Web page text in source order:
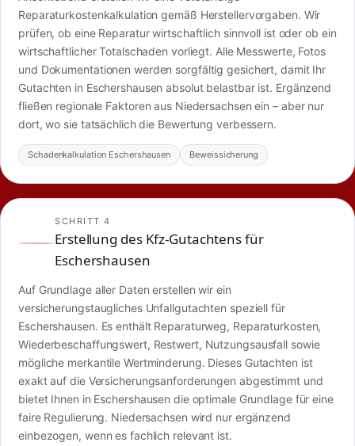
Reparaturkostenkalkulation gemäß Herstellervorgaben. Wir
prüfen, ob eine Reparatur wirtschaftlich sinnvoll ist oder ob ein
wirtschaftlicher Totalschaden vorliegt. Alle Messwerte, Fotos
und Dokumentationen werden sorgfältig gesichert, damit Ihr
Gutachten in Eschershausen absolut belastbar ist. Ergänzend
fließen regionale Faktoren aus Niedersachsen ein – aber nur
dort, wo sie tatsächlich die Bewertung verbessern.
Schadenkalkulation Eschershausen Beweissicherung
SCHRITT 4
Erstellung des Kfz-Gutachtens für
Eschershausen
Auf Grundlage aller Daten erstellen wir ein
versicherungstaugliches Unfallgutachten speziell für
Eschershausen. Es enthält Reparaturweg, Reparaturkosten,
Wiederbeschaffungswert, Restwert, Nutzungsausfall sowie
mögliche merkantile Wertminderung. Dieses Gutachten ist
exakt auf die Versicherungsanforderungen abgestimmt und
bietet Ihnen in Eschershausen die optimale Grundlage für eine
faire Regulierung. Niedersachsen wird nur ergänzend
einbezogen, wenn es fachlich relevant ist.